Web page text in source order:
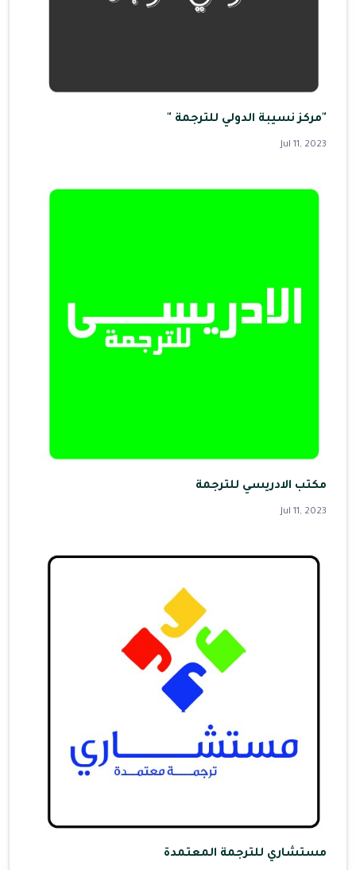
"مركز نسيبة الدولي للترجمة "
Jul 11, 2023
مكتب الادريسي للترجمة
Jul 11, 2023
مستشاري للترجمة المعتمدة